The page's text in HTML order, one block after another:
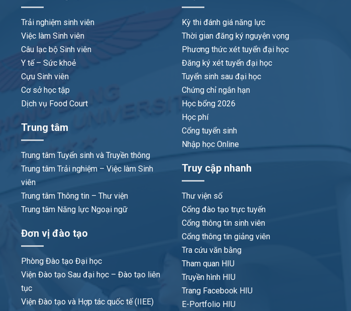
Trải nghiệm sinh viên
Việc làm Sinh viên
Câu lạc bộ Sinh viên
Y tế – Sức khoẻ
Cựu Sinh viên
Cơ sở học tập
Dịch vụ Food Court
Trung tâm
Trung tâm Tuyển sinh và Truyền thông
Trung tâm Trải nghiệm – Việc làm Sinh
viên
Trung tâm Thông tin – Thư viện
Trung tâm Năng lực Ngoại ngữ
Đơn vị đào tạo
Phòng Đào tạo Đại học
Viện Đào tạo Sau đại học – Đào tạo liên
tục
Viện Đào tạo và Hợp tác quốc tế (IIEE)
Kỳ thi đánh giá năng lực
Thời gian đăng ký nguyện vọng
Phương thức xét tuyển đại học
Đăng ký xét tuyển đại học
Tuyển sinh sau đại học
Chứng chỉ ngắn hạn
Học bổng 2026
Học phí
Cổng tuyển sinh
Nhập học Online
Truy cập nhanh
Thư viện số
Cổng đào tạo trực tuyến
Cổng thông tin sinh viên
Cổng thông tin giảng viên
Tra cứu văn bằng
Tham quan HIU
Truyền hình HIU
Trang Facebook HIU
E-Portfolio HIU